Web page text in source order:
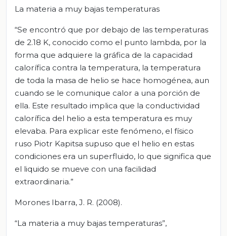
La materia a muy bajas temperaturas
“Se encontró que por debajo de las temperaturas
de 2.18 K, conocido como el punto lambda, por la
forma que adquiere la gráfica de la capacidad
calorífica contra la temperatura, la temperatura
de toda la masa de helio se hace homogénea, aun
cuando se le comunique calor a una porción de
ella. Este resultado implica que la conductividad
calorífica del helio a esta temperatura es muy
elevaba. Para explicar este fenómeno, el físico
ruso Piotr Kapitsa supuso que el helio en estas
condiciones era un superfluido, lo que significa que
el liquido se mueve con una facilidad
extraordinaria.”
Morones Ibarra, J. R. (2008).
“La materia a muy bajas temperaturas”,